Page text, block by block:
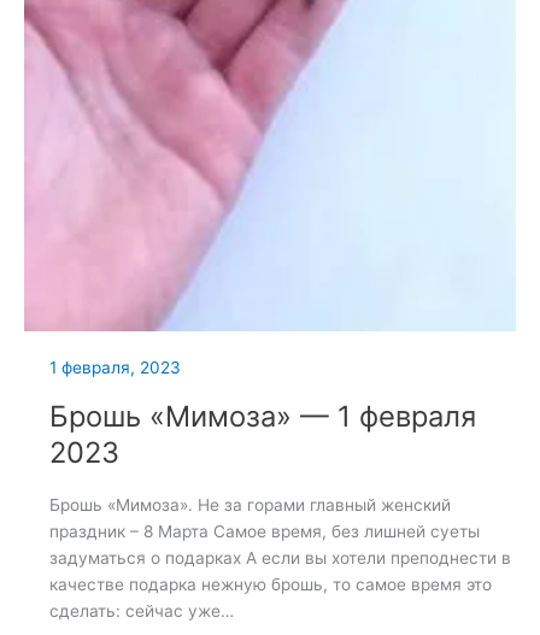
1 февраля, 2023
Брошь «Мимоза» — 1 февраля
2023
Брошь «Мимоза». Не за горами главный женский
праздник – 8 Марта Самое время, без лишней суеты
задуматься о подарках А если вы хотели преподнести в
качестве подарка нежную брошь, то самое время это
сделать: сейчас уже…